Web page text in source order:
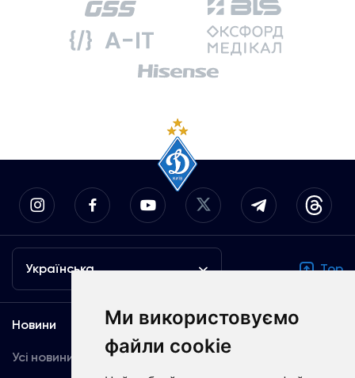
Ми використовуємо
файли cookie
Українська Top
Новини
Усі новини
Медіа
Динамо TV